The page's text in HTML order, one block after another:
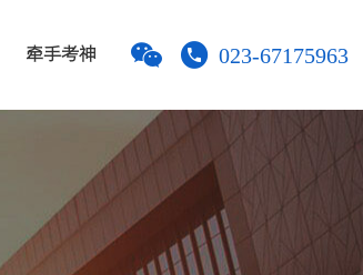
023-67175963
牵手考神